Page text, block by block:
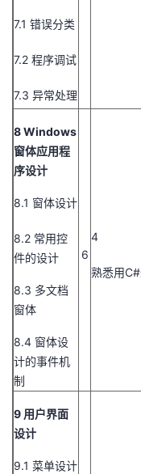
7.1 错误分类
7.2 程序调试
7.3 异常处理
8 Windows
窗体应用程
序设计
8.1 窗体设计
8.2 常用控
件的设计
8.3 多文档
窗体
8.4 窗体设
计的事件机
制
6
4
熟悉用
9 用户界面
设计
9.1 菜单设计